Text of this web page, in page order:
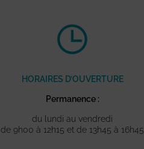
HORAIRES D’OUVERTURE
Permanence :
du lundi au vendredi
de 9h00 à 12h15 et de 13h45 à 16h45